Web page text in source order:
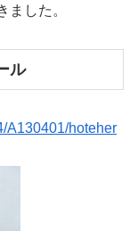
した。
ル
A130401/hoteher